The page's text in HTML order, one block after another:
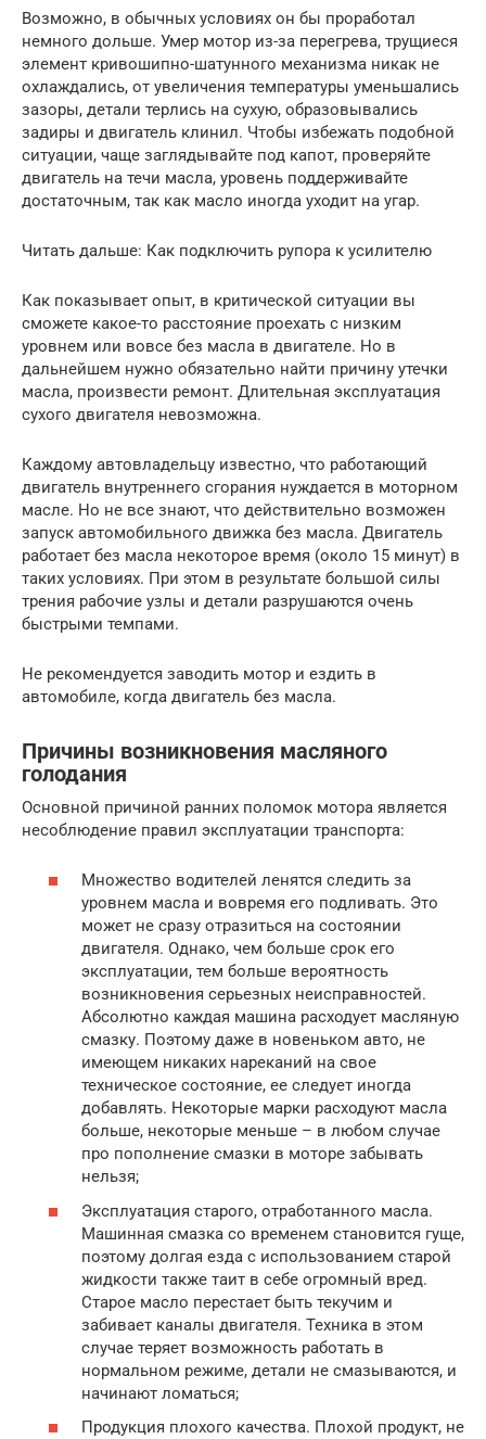
Возможно, в обычных условиях он бы проработал
немного дольше. Умер мотор из-за перегрева, трущиеся
элемент кривошипно-шатунного механизма никак не
охлаждались, от увеличения температуры уменьшались
зазоры, детали терлись на сухую, образовывались
задиры и двигатель клинил. Чтобы избежать подобной
ситуации, чаще заглядывайте под капот, проверяйте
двигатель на течи масла, уровень поддерживайте
достаточным, так как масло иногда уходит на угар.
Читать дальше: Как подключить рупора к усилителю
Как показывает опыт, в критической ситуации вы
сможете какое-то расстояние проехать с низким
уровнем или вовсе без масла в двигателе. Но в
дальнейшем нужно обязательно найти причину утечки
масла, произвести ремонт. Длительная эксплуатация
сухого двигателя невозможна.
Каждому автовладельцу известно, что работающий
двигатель внутреннего сгорания нуждается в моторном
масле. Но не все знают, что действительно возможен
запуск автомобильного движка без масла. Двигатель
работает без масла некоторое время (около 15 минут) в
таких условиях. При этом в результате большой силы
трения рабочие узлы и детали разрушаются очень
быстрыми темпами.
Не рекомендуется заводить мотор и ездить в
автомобиле, когда двигатель без масла.
Причины возникновения масляного
голодания
Основной причиной ранних поломок мотора является
несоблюдение правил эксплуатации транспорта:
Множество водителей ленятся следить за
уровнем масла и вовремя его подливать. Это
может не сразу отразиться на состоянии
двигателя. Однако, чем больше срок его
эксплуатации, тем больше вероятность
возникновения серьезных неисправностей.
Абсолютно каждая машина расходует масляную
смазку. Поэтому даже в новеньком авто, не
имеющем никаких нареканий на свое
техническое состояние, ее следует иногда
добавлять. Некоторые марки расходуют масла
больше, некоторые меньше – в любом случае
про пополнение смазки в моторе забывать
нельзя;
Эксплуатация старого, отработанного масла.
Машинная смазка со временем становится гуще,
поэтому долгая езда с использованием старой
жидкости также таит в себе огромный вред.
Старое масло перестает быть текучим и
забивает каналы двигателя. Техника в этом
случае теряет возможность работать в
нормальном режиме, детали не смазываются, и
начинают ломаться;
Продукция плохого качества. Плохой продукт, не